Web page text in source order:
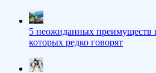
5 неожиданных преимуществ
которых редко говорят